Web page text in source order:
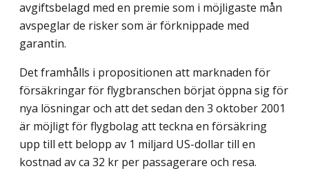
avgiftsbelagd med en premie som i möjligaste mån
avspeglar de risker som är förknippade med
garantin.
Det framhålls i propositionen att marknaden för
försäkringar för flygbranschen börjat öppna sig för
nya lösningar och att det sedan den 3 oktober 2001
är möjligt för flygbolag att teckna en försäkring
upp till ett belopp av 1 miljard US-dollar till en
kostnad av ca 32 kr per passagerare och resa.